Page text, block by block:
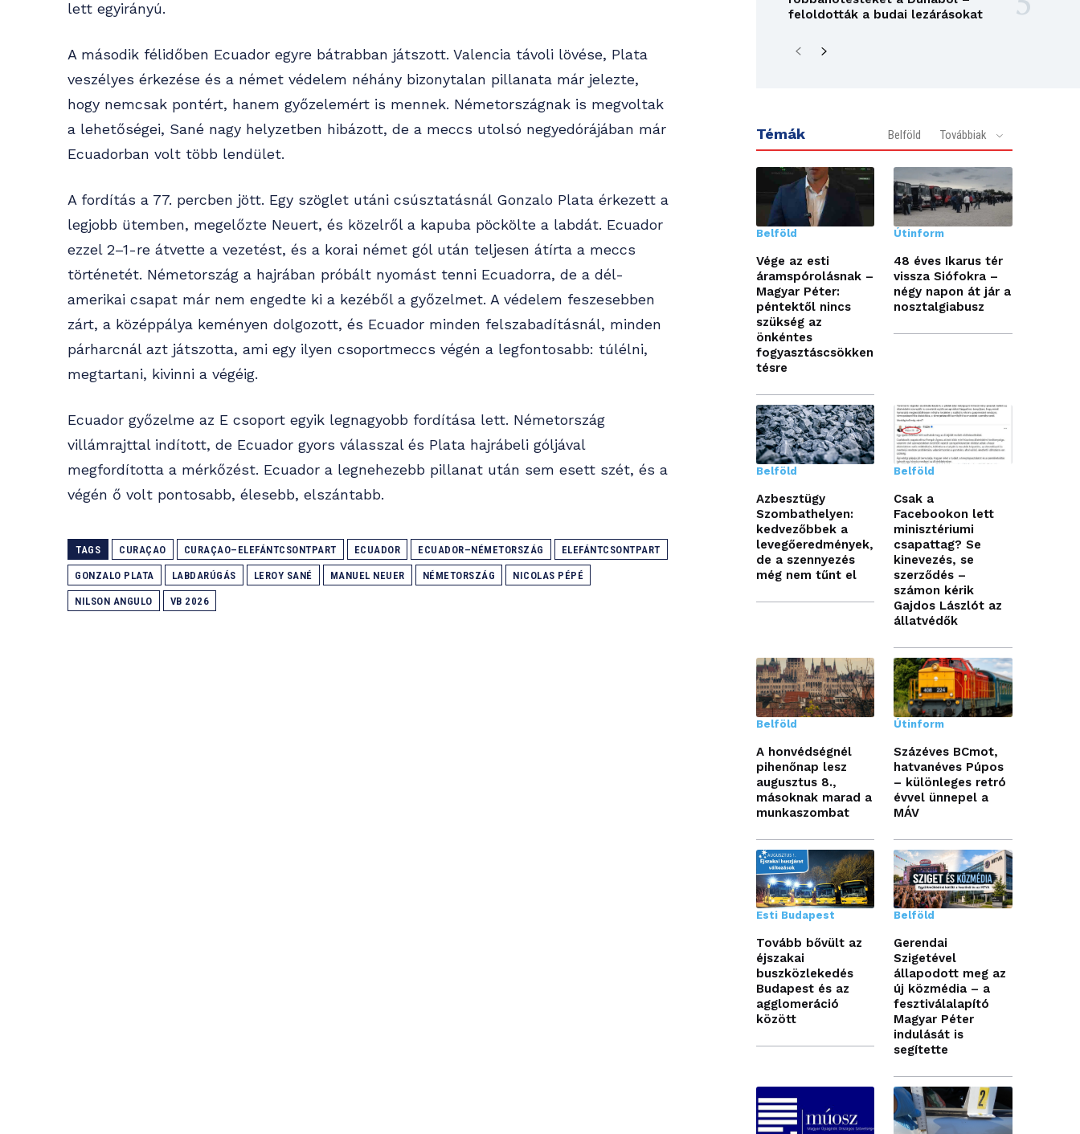
lett egyirányú.
A második félidőben Ecuador egyre bátrabban játszott. Valencia távoli lövése, Plata
veszélyes érkezése és a német védelem néhány bizonytalan pillanata már jelezte,
hogy nemcsak pontért, hanem győzelemért is mennek. Németországnak is megvoltak
a lehetőségei, Sané nagy helyzetben hibázott, de a meccs utolsó negyedórájában már
Ecuadorban volt több lendület.
A fordítás a 77. percben jött. Egy szöglet utáni csúsztatásnál Gonzalo Plata érkezett a
legjobb ütemben, megelőzte Neuert, és közelről a kapuba pöckölte a labdát. Ecuador
ezzel 2–1-re átvette a vezetést, és a korai német gól után teljesen átírta a meccs
történetét. Németország a hajrában próbált nyomást tenni Ecuadorra, de a dél-
amerikai csapat már nem engedte ki a kezéből a győzelmet. A védelem feszesebben
zárt, a középpálya keményen dolgozott, és Ecuador minden felszabadításnál, minden
párharcnál azt játszotta, ami egy ilyen csoportmeccs végén a legfontosabb: túlélni,
megtartani, kivinni a végéig.
Ecuador győzelme az E csoport egyik legnagyobb fordítása lett. Németország
villámrajttal indított, de Ecuador gyors válasszal és Plata hajrábeli góljával
megfordította a mérkőzést. Ecuador a legnehezebb pillanat után sem esett szét, és a
végén ő volt pontosabb, élesebb, elszántabb.
TAGS CURAÇAO CURAÇAO–ELEFÁNTCSONTPART ECUADOR ECUADOR–NÉMETORSZÁG ELEFÁNTCSONTPART
GONZALO PLATA LABDARÚGÁS LEROY SANÉ MANUEL NEUER NÉMETORSZÁG NICOLAS PÉPÉ
NILSON ANGULO VB 2026
feloldották a budai lezárásokat
Témák Belföld Továbbiak
Belföld
Vége az esti
áramspórolásnak –
Magyar Péter:
péntektől nincs
szükség az
önkéntes
fogyasztáscsökken
tésre
Útinform
48 éves Ikarus tér
vissza Siófokra –
négy napon át jár a
nosztalgiabusz
Belföld
Azbesztügy
Szombathelyen:
kedvezőbbek a
levegőeredmények,
de a szennyezés
még nem tűnt el
Belföld
Csak a
Facebookon lett
minisztériumi
csapattag? Se
kinevezés, se
szerződés –
számon kérik
Gajdos Lászlót az
állatvédők
Belföld
A honvédségnél
pihenőnap lesz
augusztus 8.,
másoknak marad a
munkaszombat
Útinform
Százéves BCmot,
hatvanéves Púpos
– különleges retró
évvel ünnepel a
MÁV
Esti Budapest
Tovább bővült az
éjszakai
buszközlekedés
Budapest és az
agglomeráció
között
Belföld
Gerendai
Szigetével
állapodott meg az
új közmédia – a
fesztiválalapító
Magyar Péter
indulását is
segítette